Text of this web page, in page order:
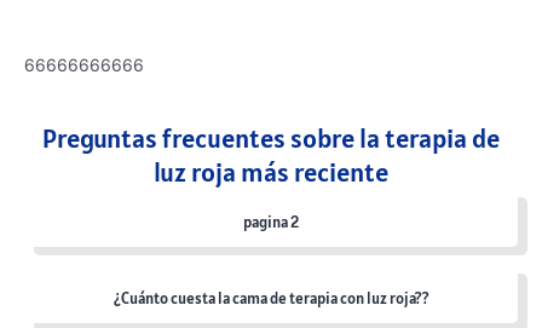
66666666666
Preguntas frecuentes sobre la terapia de
luz roja más reciente
pagina 2
¿Cuánto cuesta la cama de terapia con luz roja??